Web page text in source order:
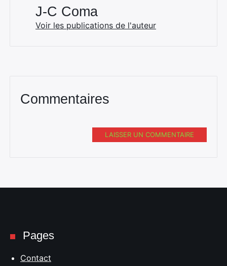
J-C Coma
Voir les publications de l'auteur
Commentaires
LAISSER UN COMMENTAIRE
Pages
Contact